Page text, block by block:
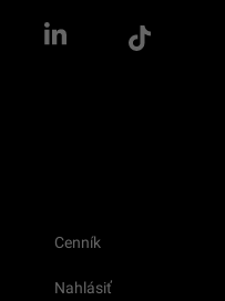
Cenník
Nahlásiť